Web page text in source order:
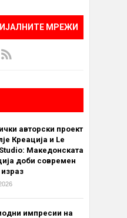
МРЕЖИ
авторски проект
Креација и Le
Македонската
доби современ
импресии на